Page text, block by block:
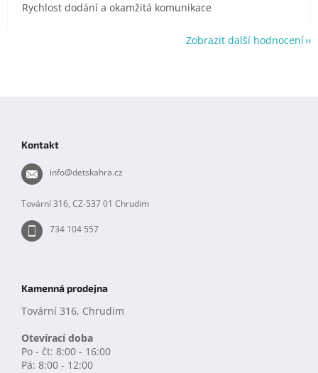
Rychlost dodání a okamžitá komunikace
Zobrazit další hodnocení
Kontakt
info@detskahra.cz
Tovární 316, CZ-537 01 Chrudim
734 104 557
Kamenná prodejna
Tovární 316, Chrudim
Otevírací doba
Po - čt: 8:00 - 16:00
Pá: 8:00 - 12:00